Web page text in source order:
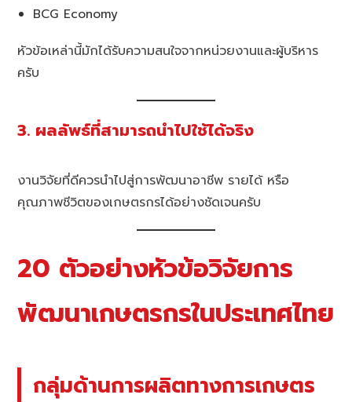
BCG Economy
หัวข้อเหล่านี้มักได้รับความสนใจจากหน่วยงานและผู้บริหาร
ครับ
3. ผลลัพธ์ที่สามารถนำไปใช้ได้จริง
งานวิจัยที่ดีควรนำไปสู่การพัฒนาอาชีพ รายได้ หรือ
คุณภาพชีวิตของเกษตรกรได้อย่างชัดเจนครับ
20 ตัวอย่างหัวข้อวิจัยการ
พัฒนาเกษตรกรในประเทศไทย
กลุ่มด้านการผลิตทางการเกษตร